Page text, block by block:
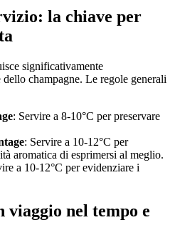
la chiave per
significativamente
dello champagne. Le regole generali
: Servire a 8-10°C per preservare
: Servire a 10-12°C per
aromatica di esprimersi al meglio.
a 10-12°C per evidenziare i
nel tempo e